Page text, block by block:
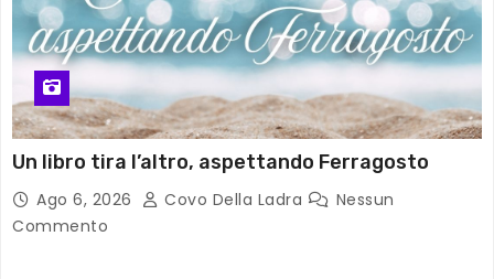
Un libro tira l’altro, aspettando Ferragosto
Ago 6, 2026 Covo Della Ladra
Nessun
Commento